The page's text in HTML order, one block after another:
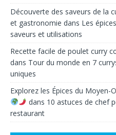
Découverte des saveurs de la
et gastronomie dans Les
saveurs et utilisations
Recette facile de poulet curry
dans Tour du monde en 7
uniques
Explorez les Épices du Moyen-
dans 10 astuces de chef
restaurant